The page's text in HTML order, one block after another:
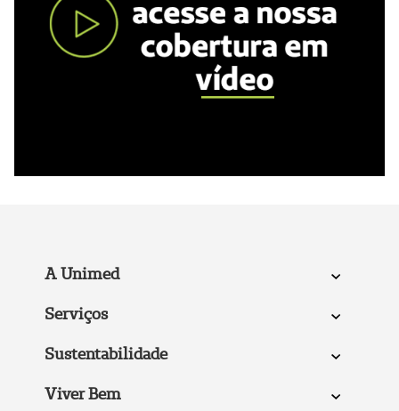
A Unimed
Serviços
Sustentabilidade
Viver Bem